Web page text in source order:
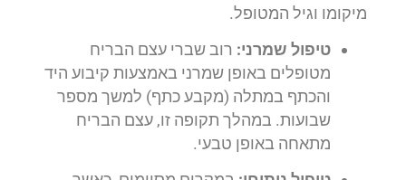
מיקומו וגיל המטופל.
טיפול שמרני: רוב שברי עצם הבריח
מטופלים באופן שמרני באמצעות קיבוע היד
והכתף במתלה (מקבע כתף) למשך מספר
שבועות. במהלך תקופה זו, עצם הבריח
מתאחה באופן טבעי.